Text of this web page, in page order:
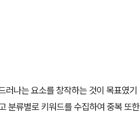
러나는 요소를 창작하는 것이 목표였기
분류별로 키워드를 수집하여 중복 또한